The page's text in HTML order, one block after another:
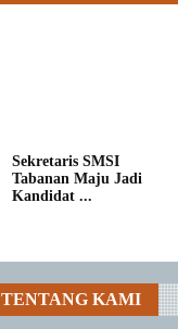
Sekretaris SMSI
Tabanan Maju Jadi
Kandidat ...
TENTANG KAMI